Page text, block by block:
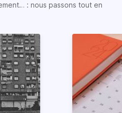
: nous passons tout en